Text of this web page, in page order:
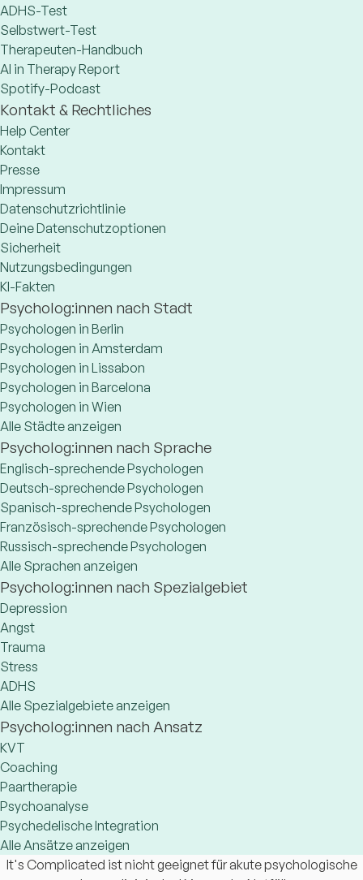
ADHS-Test
Selbstwert-Test
Therapeuten-Handbuch
AI in Therapy Report
Spotify-Podcast
Kontakt & Rechtliches
Help Center
Kontakt
Presse
Impressum
Datenschutzrichtlinie
Deine Datenschutzoptionen
Sicherheit
Nutzungsbedingungen
KI-Fakten
Psycholog:innen nach Stadt
Psychologen in Berlin
Psychologen in Amsterdam
Psychologen in Lissabon
Psychologen in Barcelona
Psychologen in Wien
Alle Städte anzeigen
Psycholog:innen nach Sprache
Englisch-sprechende Psychologen
Deutsch-sprechende Psychologen
Spanisch-sprechende Psychologen
Französisch-sprechende Psychologen
Russisch-sprechende Psychologen
Alle Sprachen anzeigen
Psycholog:innen nach Spezialgebiet
Depression
Angst
Trauma
Stress
ADHS
Alle Spezialgebiete anzeigen
Psycholog:innen nach Ansatz
KVT
Coaching
Paartherapie
Psychoanalyse
Psychedelische Integration
Alle Ansätze anzeigen
It's Complicated ist nicht geeignet für akute psychologische